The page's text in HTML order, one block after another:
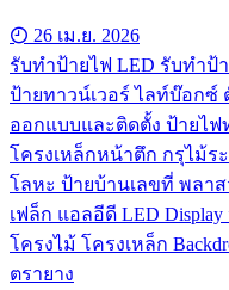
26 เม.ย. 2026
รับทําป้ายไฟ LED รับทำป้
ป้ายทาวน์เวอร์ ไลท์บ๊อกซ์
ออกแบบและติดตั้ง ป้ายไฟ
โครงเหล็กหน้าตึก กรุไม้ร
โลหะ ป้ายบ้านเลขที่ พลา
เฟล็ก แอลอีดี LED
โครงไม้ โครงเหล็ก
ตรายาง